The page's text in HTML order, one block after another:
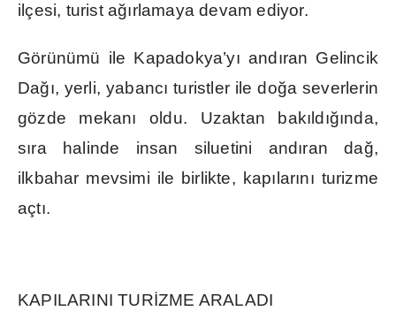
ilçesi, turist ağırlamaya devam ediyor.
Görünümü ile Kapadokya’yı and ıran Gelincik
Dağı, yerli, yabancı turistler ile doğa severlerin
gözde mekanı oldu. Uzaktan bakı ld ığında,
sıra halinde insan siluetini andıran dağ,
ilkbahar mevsimi ile birlikte, kapı larını turizme
açtı.
KAPILARINI TURİZME ARALADI